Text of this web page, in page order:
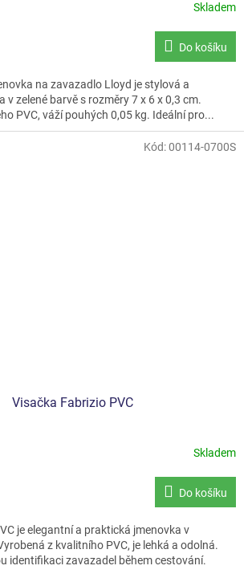
Skladem
Do košíku
na zavazadlo Lloyd je stylová a
v zelené barvě s rozměry 7 x 6 x 0,3 cm.
PVC, váží pouhých 0,05 kg. Ideální pro...
Visačka Fabrizio PVC
Skladem
Do košíku
je elegantní a praktická jmenovka v
z kvalitního PVC, je lehká a odolná.
identifikaci zavazadel během cestování.
Kód:00114-0700S